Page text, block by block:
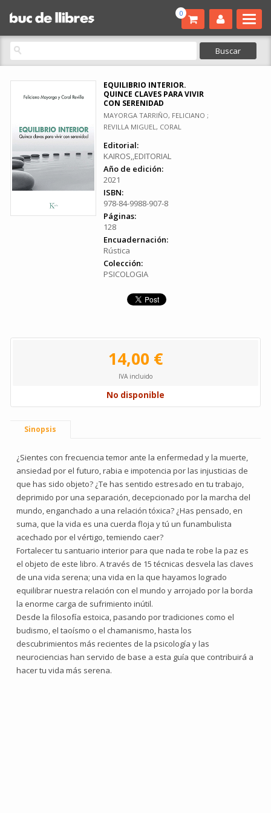
0
EQUILIBRIO INTERIOR.
QUINCE CLAVES PARA VIVIR
CON SERENIDAD
MAYORGA TARRIÑO, FELICIANO ;
REVILLA MIGUEL, CORAL
Editorial:
KAIROS,,EDITORIAL
Año de edición:
2021
ISBN:
978-84-9988-907-8
Páginas:
128
Encuadernación:
Rústica
Colección:
PSICOLOGIA
14,00 €
IVA incluido
No disponible
Sinopsis
¿Sientes con frecuencia temor ante la enfermedad y la muerte,
ansiedad por el futuro, rabia e impotencia por las injusticias de
que has sido objeto? ¿Te has sentido estresado en tu trabajo,
deprimido por una separación, decepcionado por la marcha del
mundo, enganchado a una relación tóxica? ¿Has pensado, en
suma, que la vida es una cuerda floja y tú un funambulista
acechado por el vértigo, temiendo caer?
Fortalecer tu santuario interior para que nada te robe la paz es
el objeto de este libro. A través de 15 técnicas desvela las claves
de una vida serena; una vida en la que hayamos logrado
equilibrar nuestra relación con el mundo y arrojado por la borda
la enorme carga de sufrimiento inútil.
Desde la filosofía estoica, pasando por tradiciones como el
budismo, el taoísmo o el chamanismo, hasta los
descubrimientos más recientes de la psicología y las
neurociencias han servido de base a esta guía que contribuirá a
hacer tu vida más serena.